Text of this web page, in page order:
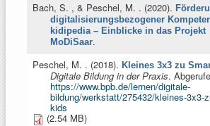
Bach, S. , & Peschel, M. . (2020).
digitalisierungsbezogener
kidipedia – Einblicke in das Projekt
MoDiSaar.
Peschel, M. . (2018). Kleines 3x3 zu
Digitale Bildung in der Praxis.
https://www.bpb.de/lernen/digitale-
bildung/werkstatt/275432/kleines-3x3-
kids
(2.54 MB)